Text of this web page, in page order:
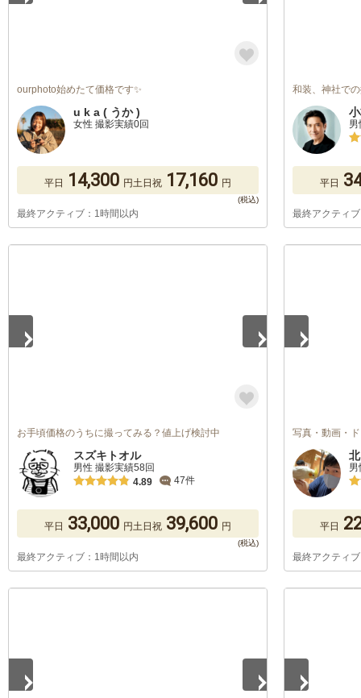
ourphoto始めたて価格です✨
u k a ( うか )
女性 撮影実績0回
平日 14,300 円土日祝 17,160 円
最終アクティブ：1時間以内
和装、神社で
男
平日
最終アクティ
お手頃価格のうちに撮ってみる？値上げ検討中
スズキトオル
男性 撮影実績58回
4.89
47件
平日 33,000 円土日祝 39,600 円
最終アクティブ：1時間以内
写真・動画・
平日
最終アクティ